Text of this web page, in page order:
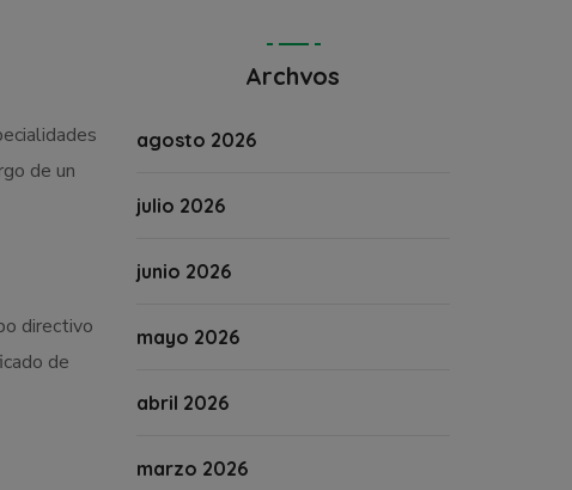
de un
directivo
de
Archvos
agosto 2026
julio 2026
junio 2026
mayo 2026
abril 2026
marzo 2026